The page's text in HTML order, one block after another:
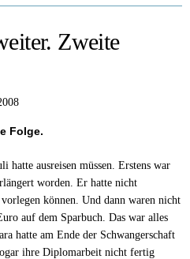
Zweite
Folge.
hatte ausreisen müssen. Erstens war
worden. Er hatte nicht
können. Und dann waren nicht
auf dem Sparbuch. Das war alles
hatte am Ende der Schwangerschaft
ihre Diplomarbeit nicht fertig